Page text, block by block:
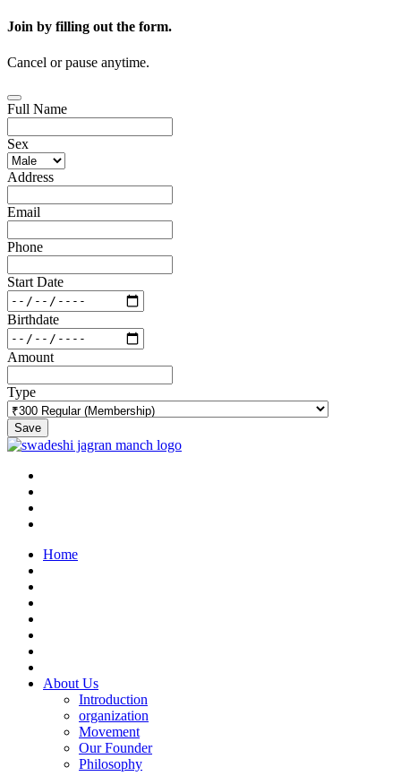
Join by filling out the form.
Cancel or pause anytime.
Full Name
Sex
Address
Email
Phone
Start Date
Birthdate
Amount
Type
Save
Home
About Us
Introduction
organization
Movement
Our Founder
Philosophy